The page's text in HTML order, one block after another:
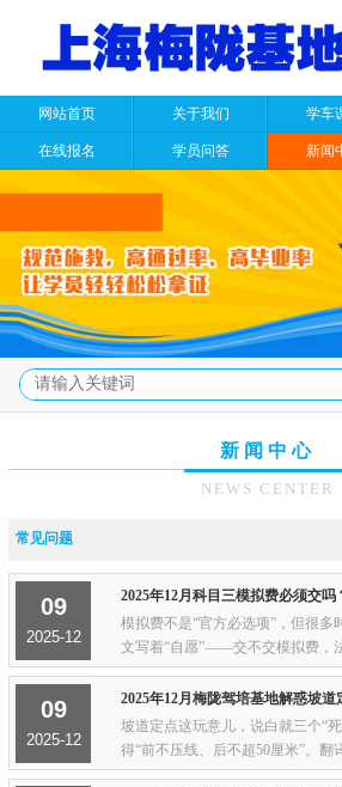
网站首页 关于我们 学车
在线报名 学员问答 新闻
新闻中心
NEWS CENTER
常见问题
09
2025-12
2025年12月科目三模拟费必须交吗
模拟费不是“官方必选项”，但很多
文写着“自愿”——交不交模拟费，
不交就不让练车或不给约考。现
试时第一次见线路、第一次摸考...
09
2025-12
2025年12月梅陇驾培基地解惑坡
坡道定点这玩意儿，说白就三个“
得“前不压线、后不超50厘米”。翻
杆线往后0～50 cm之间，压到线直